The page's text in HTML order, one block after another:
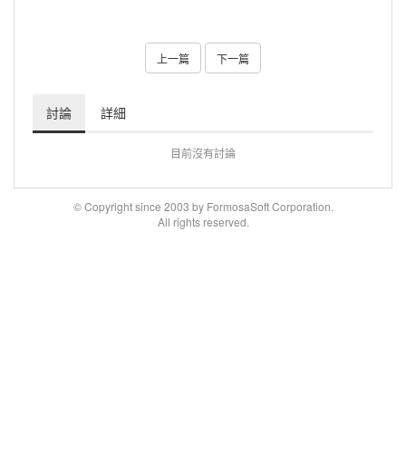
上一篇 下一篇
討論 詳細
目前沒有討論
© Copyright since 2003 by FormosaSoft Corporation.
All rights reserved.